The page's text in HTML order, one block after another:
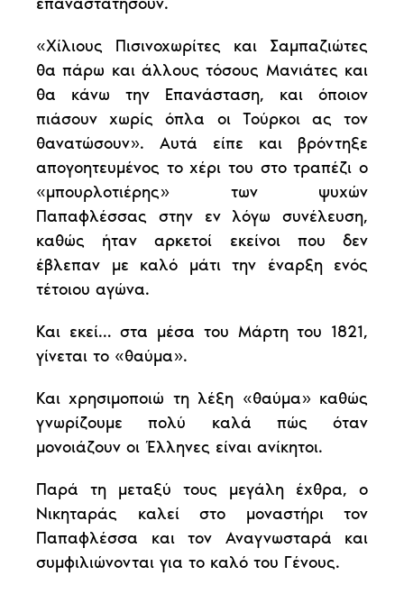
«Χίλιους Πισινοχωρίτες και Σαμπαζιώτες
θα πάρω και άλλους τόσους Μανιάτες και
θα κάνω την Επανάσταση, και όποιον
πιάσουν χωρίς όπλα οι Τούρκοι ας τον
θανατώσουν». Αυτά είπε και βρόντηξε
απογοητευμένος το χέρι του στο τραπέζι ο
«μπουρλοτιέρης» των ψυχών
Παπαφλέσσας στην εν λόγω συνέλευση,
καθώς ήταν αρκετοί εκείνοι που δεν
έβλεπαν με καλό μάτι την έναρξη ενός
τέτοιου αγώνα.
Και εκεί… στα μέσα του Μάρτη του 1821,
γίνεται το «θαύμα».
Και χρησιμοποιώ τη λέξη «θαύμα» καθώς
γνωρίζουμε πολύ καλά πώς όταν
μονοιάζουν οι Έλληνες είναι ανίκητοι.
Παρά τη μεταξύ τους μεγάλη έχθρα, ο
Νικηταράς καλεί στο μοναστήρι τον
Παπαφλέσσα και τον Αναγνωσταρά και
συμφιλιώνονται για το καλό του Γένους.